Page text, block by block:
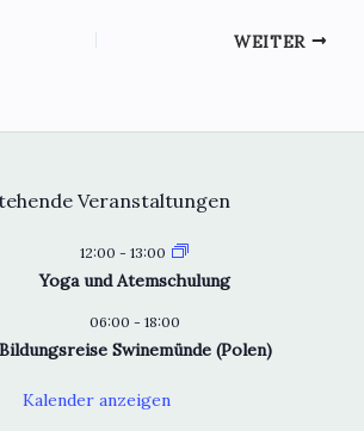
WEITER
Veranstaltungen
12:00 - 13:00
Yoga und Atemschulung
06:00 - 18:00
Bildungsreise Swinemünde (Polen)
Kalender anzeigen